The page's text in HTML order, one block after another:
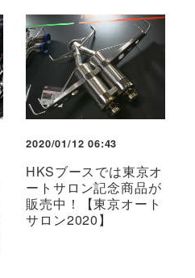
2020/01/12 06:43
HKSブースでは東京オ
ートサロン記念商品が
販売中！【東京オート
サロン2020】